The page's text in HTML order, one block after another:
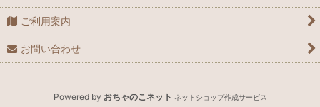
ご利用案内
お問い合わせ
Powered by おちゃのこネット ネットショップ作成サービス